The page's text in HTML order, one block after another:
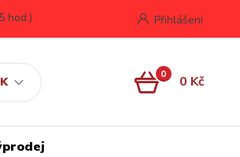
Přihlášení
hod.)
0 0 Kč